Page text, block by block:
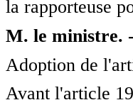
la rapporteuse
M. le ministre.
Adoption de
Avant l'article